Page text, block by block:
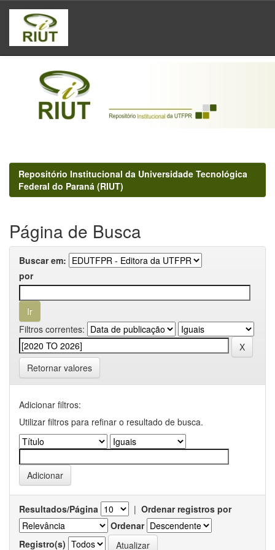
Skip
navigation
Repositório Institucional da Universidade Tecnológica
Federal do Paraná (RIUT)
Página de Busca
Buscar em:
por
Filtros correntes:
Retornar valores
Adicionar filtros:
Utilizar filtros para refinar o resultado de busca.
Resultados/Página | Ordenar registros por
Ordenar
Registro(s)